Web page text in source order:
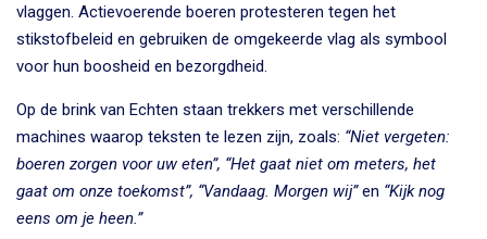
vlaggen. Actievoerende boeren protesteren tegen het
stikstofbeleid en gebruiken de omgekeerde vlag als symbool
voor hun boosheid en bezorgdheid.
Op de brink van Echten staan trekkers met verschillende
machines waarop teksten te lezen zijn, zoals: “Niet vergeten:
boeren zorgen voor uw eten”, “Het gaat niet om meters, het
gaat om onze toekomst”, “Vandaag. Morgen wij”en “Kijk nog
eens om je heen.”